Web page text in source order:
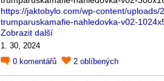
https://jaktobylo.com/wp-content/uploads/
trumparuskamafie-nahledovka-v02-
Zobrazit další
1. 30, 2024
0 komentářů 2 oblíbených